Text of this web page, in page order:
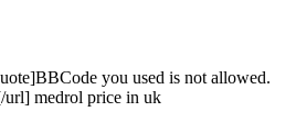
you used is not allowed.
medrol price in uk